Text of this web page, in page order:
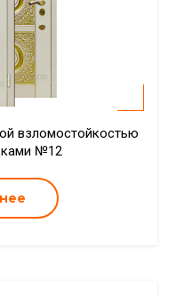
взломостойкостью
№12